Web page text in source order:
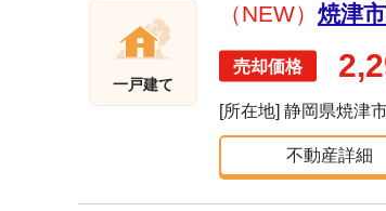
一戸建て
（NEW） 焼津
[所在地] 静岡県焼津
不動産詳細